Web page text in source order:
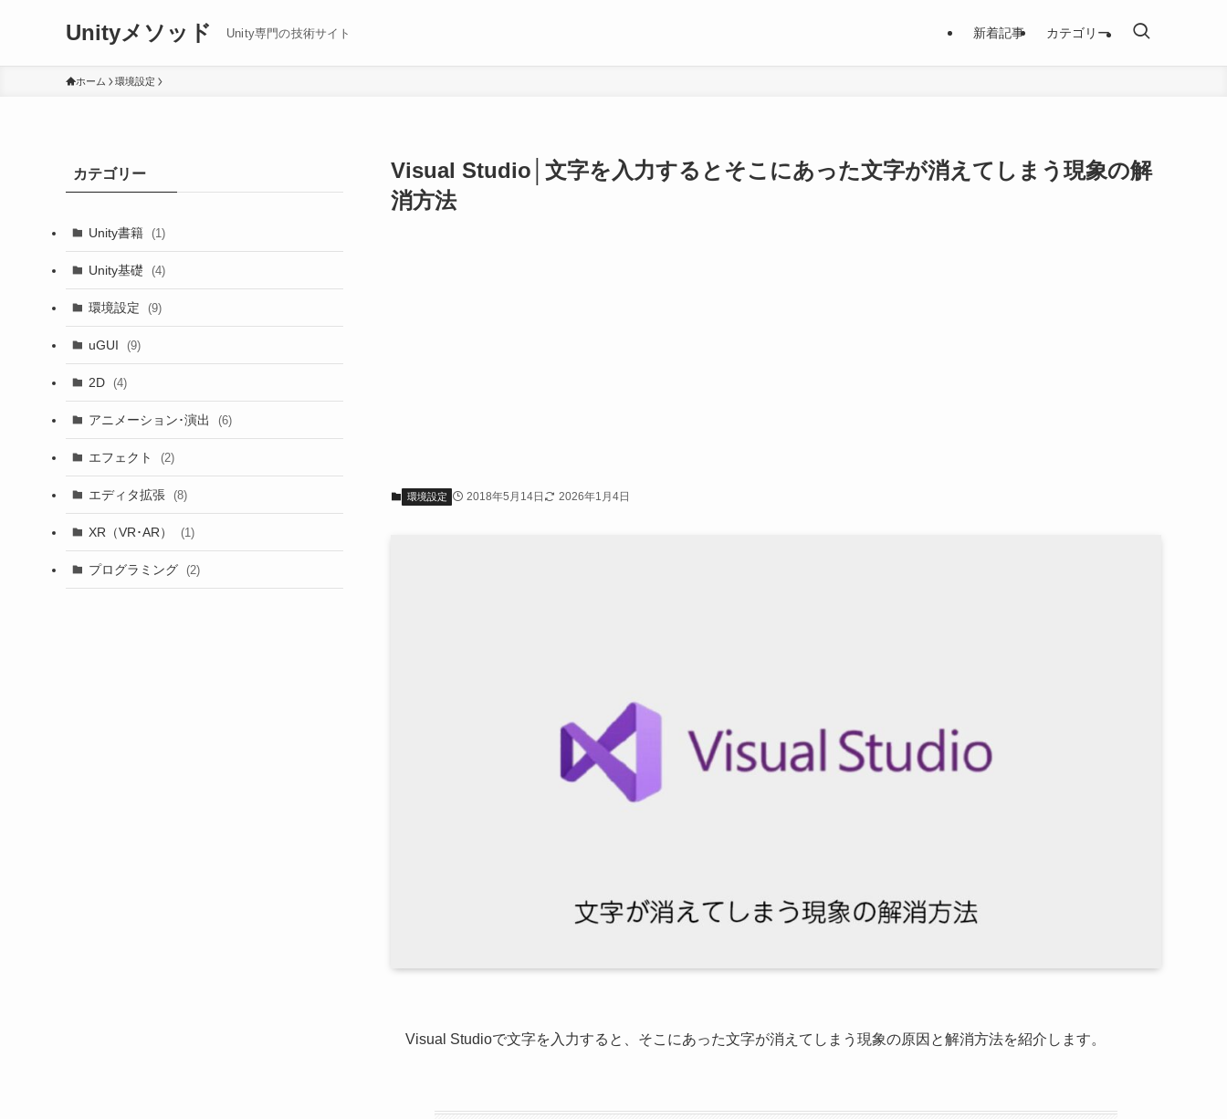
Unityメソッド Unity専門の技術サイト 新着記事 カテゴリー
ホーム 環境設定
Visual Studio│文字を入力するとそこにあった文字が消えてしまう現象の解
消方法
環境設定 2018年5月14日 2026年1月4日
Visual Studioで文字を入力すると、そこにあった文字が消えてしまう現象の原因と解消方法を紹介します。
カテゴリー
Unity書籍 (1)
Unity基礎 (4)
環境設定 (9)
uGUI (9)
2D (4)
アニメーション･演出 (6)
エフェクト (2)
エディタ拡張 (8)
XR（VR･AR） (1)
プログラミング (2)